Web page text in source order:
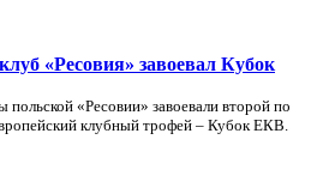
«Ресовия» завоевал Кубок
польской «Ресовии» завоевали второй по
клубный трофей – Кубок ЕКВ.